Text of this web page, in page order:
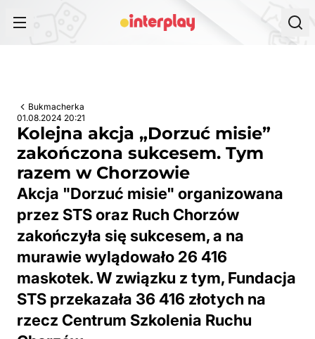
Bukmacherka
01.08.2024 20:21
Kolejna akcja „Dorzuć misie”
zakończona sukcesem. Tym
razem w Chorzowie
Akcja "Dorzuć misie" organizowana
przez STS oraz Ruch Chorzów
zakończyła się sukcesem, a na
murawie wylądowało 26 416
maskotek. W związku z tym, Fundacja
STS przekazała 36 416 złotych na
rzecz Centrum Szkolenia Ruchu